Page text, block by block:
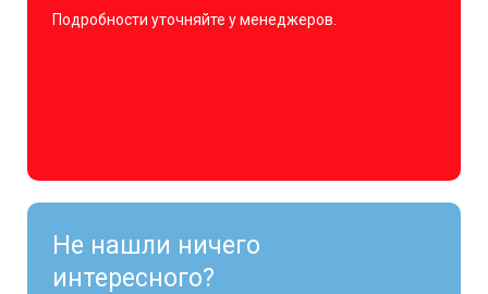
Подробности уточняйте у менеджеров.
Не нашли ничего
интересного?